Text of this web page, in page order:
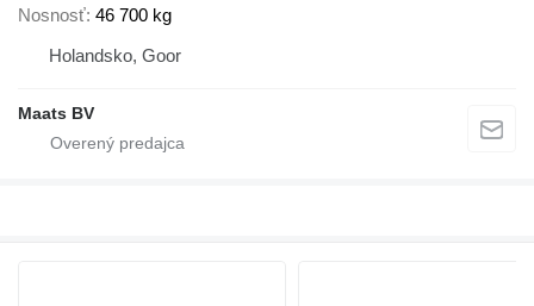
Nosnosť 46 700 kg
Holandsko, Goor
Maats BV